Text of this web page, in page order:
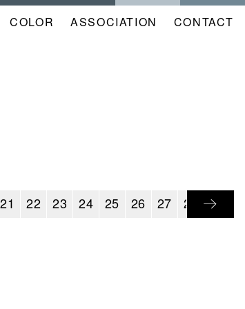
COLOR NAVIGATION
ASSOCIATION CONTACT
21 22 23 24 25 26 27 28 29